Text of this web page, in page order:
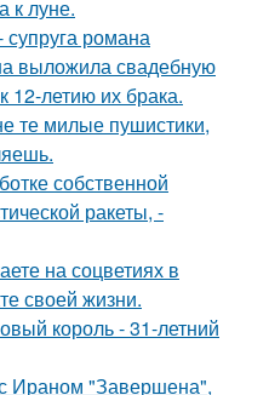
к луне.
романа
выложила свадебную
летию их брака.
те милые пушистики,
собственной
ракеты, -
на соцветиях в
своей жизни.
король - 31-летний
Ираном "Завершена",